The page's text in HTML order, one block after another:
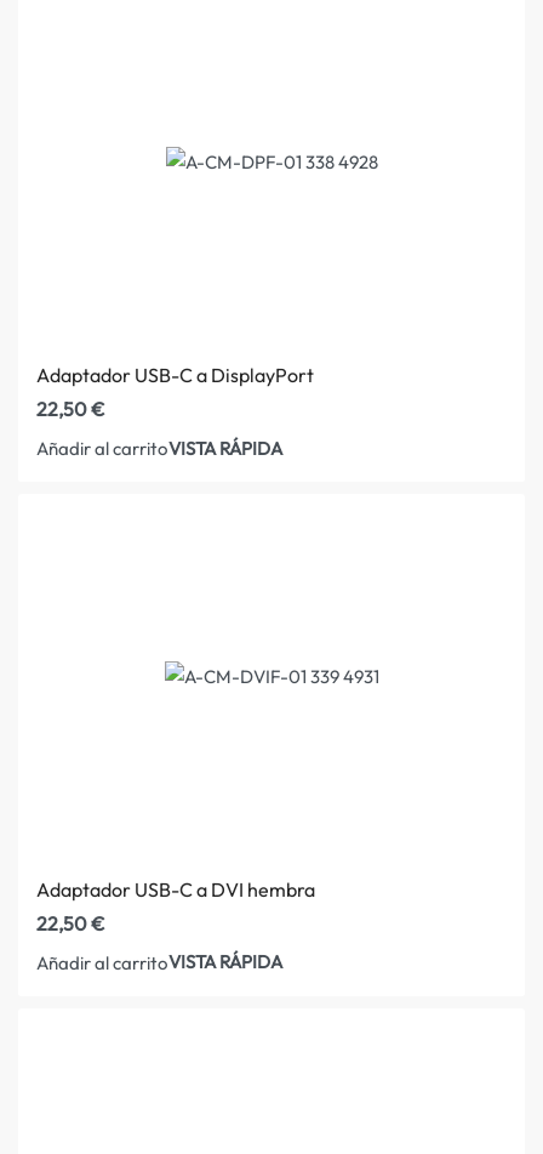
Adaptador USB-C a DisplayPort
22,50€
Añadir al carritoVISTA RÁPIDA
Adaptador USB-C a DVI hembra
22,50€
Añadir al carritoVISTA RÁPIDA